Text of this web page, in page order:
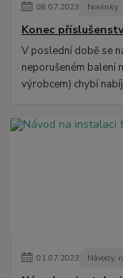
08.07.2023 Novinky
Konec
V poslední době se
neporušeném balení
výrobcem) chybí
01.07.2023 Návody,